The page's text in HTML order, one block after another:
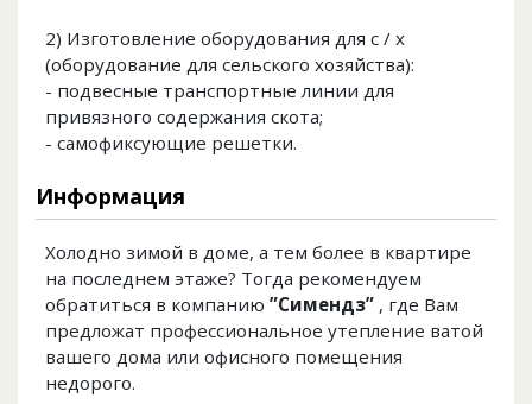
2) Изготовление оборудования для с / х
(оборудование для сельского хозяйства):
- подвесные транспортные линии для
привязного содержания скота;
- самофиксующие решетки.
Информация
Холодно зимой в доме, а тем более в квартире
на последнем этаже? Тогда рекомендуем
обратиться в компанию ”Симендз” , где Вам
предложат профессиональное утепление ватой
вашего дома или офисного помещения
недорого.